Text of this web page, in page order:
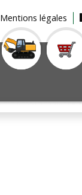
Mentions légales